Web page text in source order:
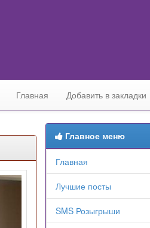
Главная Добавить в закладки
Главное меню
Главная
Лучшие посты
SMS Розыгрыши